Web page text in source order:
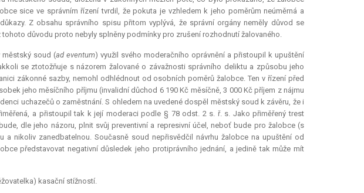
sice ve správním řízení tvrdil, že pokuta je vzhledem k jeho poměrům neúměrná a
Z obsahu správního spisu přitom vyplývá, že správní orgány neměly důvod se
důvodu proto nebyly splněny podmínky pro zrušení rozhodnutí žalovaného.
městský soud (ad eventum) využil svého moderačního oprávnění a přistoupil k upuštění
se ztotožňuje s názorem žalované o závažnosti správního deliktu a způsobu jeho
zákonné sazby, nemohl odhlédnout od osobních poměrů žalobce. Ten v řízení před
jeho měsíčního příjmu (invalidní důchod 6 190 Kč měsíčně, 3 000 Kč příjem z nájmu
uchazečů o zaměstnání. S ohledem na uvedené dospěl městský soud k závěru, že i
a přistoupil tak k její moderaci podle § 78 odst. 2 s. ř. s. Jako přiměřený trest
dle jeho názoru, plnit svůj preventivní a represivní účel, neboť bude pro žalobce (s
a nikoliv zanedbatelnou. Současně soud nepřisvědčil návrhu žalobce na upuštění od
představovat negativní důsledek jeho protiprávního jednání, a jedině tak může mít
kasační stížností.